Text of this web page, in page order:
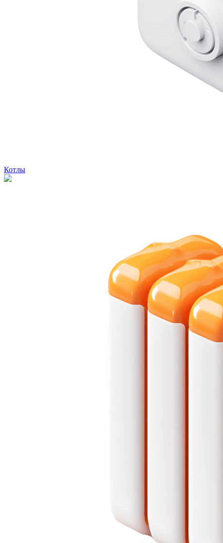
Котлы